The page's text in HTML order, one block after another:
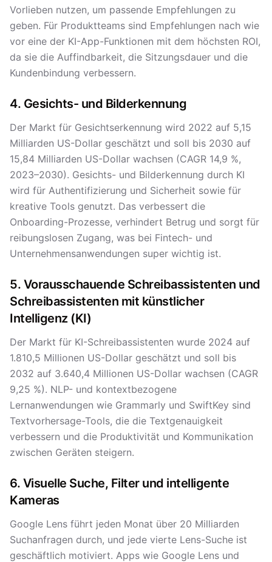
Vorlieben nutzen, um passende Empfehlungen zu
geben. Für Produktteams sind Empfehlungen nach wie
vor eine der KI-App-Funktionen mit dem höchsten ROI,
da sie die Auffindbarkeit, die Sitzungsdauer und die
Kundenbindung verbessern.
4. Gesichts- und Bilderkennung
Der Markt für Gesichtserkennung wird 2022 auf 5,15
Milliarden US-Dollar geschätzt und soll bis 2030 auf
15,84 Milliarden US-Dollar wachsen (CAGR 14,9 %,
2023–2030). Gesichts- und Bilderkennung durch KI
wird für Authentifizierung und Sicherheit sowie für
kreative Tools genutzt. Das verbessert die
Onboarding-Prozesse, verhindert Betrug und sorgt für
reibungslosen Zugang, was bei Fintech- und
Unternehmensanwendungen super wichtig ist.
5. Vorausschauende Schreibassistenten und
Schreibassistenten mit künstlicher
Intelligenz (KI)
Der Markt für KI-Schreibassistenten wurde 2024 auf
1.810,5 Millionen US-Dollar geschätzt und soll bis
2032 auf 3.640,4 Millionen US-Dollar wachsen (CAGR
9,25 %). NLP- und kontextbezogene
Lernanwendungen wie Grammarly und SwiftKey sind
Textvorhersage-Tools, die die Textgenauigkeit
verbessern und die Produktivität und Kommunikation
zwischen Geräten steigern.
6. Visuelle Suche, Filter und intelligente
Kameras
Google Lens führt jeden Monat über 20 Milliarden
Suchanfragen durch, und jede vierte Lens-Suche ist
geschäftlich motiviert. Apps wie Google Lens und